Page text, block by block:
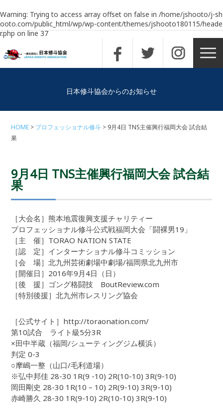
Warning: Trying to access array offset on false in /home/jshooto/j-sh
ooto.com/public_html/wp/wp-content/themes/jshooto180115/heade
r.phpon line37
日本修斗協会からのお知らせ
HOME プロフェッショナル修斗
9月4日 TNS主催興行福岡大会 試合結
果
9月4日 TNS主催興行福岡大会 試合結
果
［大会名］熊本地震復興支援チャリティー
プロフェッショナル修斗公式戦福岡大会「闘裸男19」
［主 催］TORAO NATION STATE
［認 定］インターナショナル修斗コミッション
［会 場］北九州芸術劇場中劇場/福岡県北九州市
［開催日］2016年9月4日（日）
［後 援］ゴング格闘技 BoutReview.com
［特別後援］北九州市レスリング協会
［公式サイト］http://toraonation.com/
第10試合 ライト級5分3R
×田中半蔵（福岡/シューティングジム横浜）
判定 0-3
○摩嶋一整（山口/毛利道場）
※弘中邦佳 28-30 1R(9 -10) 2R(10-10) 3R(9-10)
岡田剛史 28-30 1R(10 – 10) 2R(9-10) 3R(9-10)
赤崎勝久 28-30 1R(9-10) 2R(10-10) 3R(9-10)